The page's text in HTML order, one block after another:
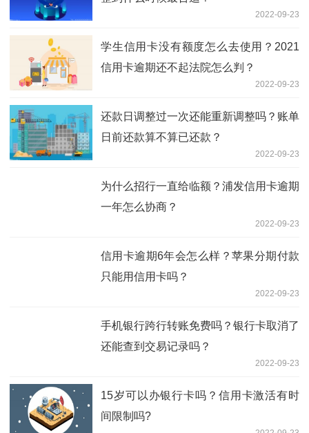
2022-09-23
学生信用卡没有额度怎么去使用？2021
信用卡逾期还不起法院怎么判？
2022-09-23
还款日调整过一次还能重新调整吗？账单
日前还款算不算已还款？
2022-09-23
为什么招行一直给临额？浦发信用卡逾期
一年怎么协商？
2022-09-23
信用卡逾期6年会怎么样？苹果分期付款
只能用信用卡吗？
2022-09-23
手机银行跨行转账免费吗？银行卡取消了
还能查到交易记录吗？
2022-09-23
15岁可以办银行卡吗？信用卡激活有时
间限制吗?